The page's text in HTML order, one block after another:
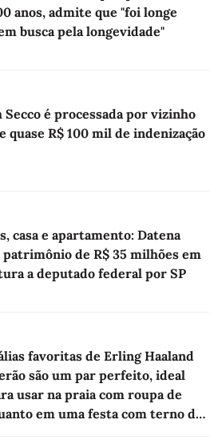
anos, admite que "foi longe
busca pela longevidade"
Secco é processada por vizinho
quase R$ 100 mil de indenização
casa e apartamento: Datena
de R$ 35 milhões em
a deputado federal por SP
favoritas de Erling Haaland
são um par perfeito, ideal
usar na praia com roupa de
em uma festa com terno de